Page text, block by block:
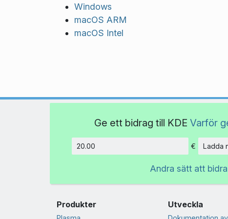
Windows
macOS ARM
macOS Intel
Ge ett bidrag till KDE Varför
Belopp
€ Ladda
Andra sätt att bidra
Produkter Utveckla